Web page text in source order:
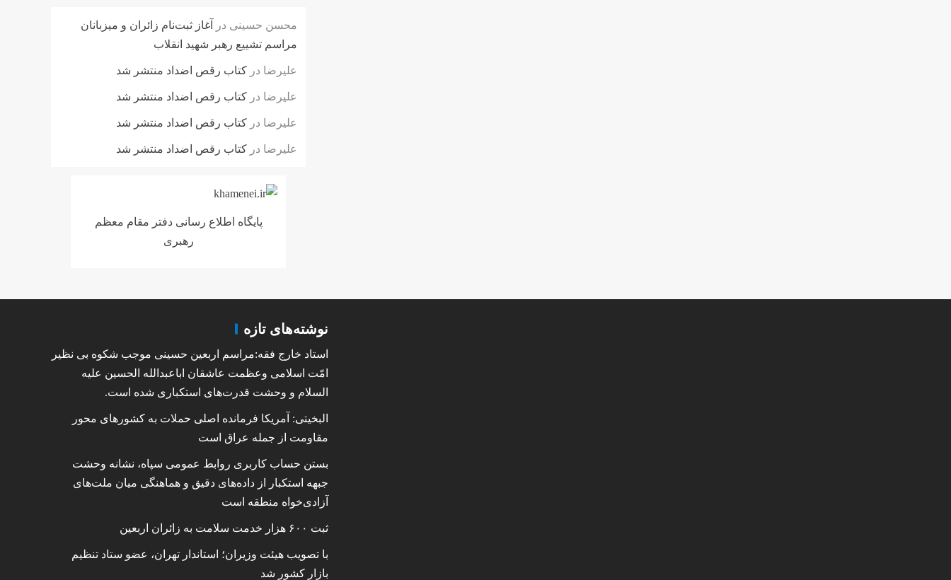
محسن حسینی در
آغاز ثبت‌نام زائران و میزبانان
مراسم تشییع رهبر شهید انقلاب
علیرضا در کتاب رقص اضداد منتشر شد
علیرضا در کتاب رقص اضداد منتشر شد
علیرضا در کتاب رقص اضداد منتشر شد
علیرضا در کتاب رقص اضداد منتشر شد
پایگاه اطلاع رسانی دفتر مقام معظم
رهبری
نوشته‌های تازه
استاد خارج فقه:مراسم اربعین حسینی موجب شکوه بی نظیر
امّت اسلامی وعظمت عاشقان اباعبدالله الحسین علیه
السلام و وحشت قدرت‌های استکباری شده است.
البخیتی: آمریکا فرمانده اصلی حملات به کشورهای محور
مقاومت از جمله عراق است
بستن حساب کاربری روابط عمومی سپاه، نشانه‌ وحشت
جبهه استکبار از داده‌های دقیق و هماهنگی میان ملت‌های
آزادی‌خواه منطقه است
ثبت ۶۰۰ هزار خدمت سلامت به زائران اربعین
با تصویب هیئت وزیران؛ استاندار تهران، عضو ستاد تنظیم
بازار کشور شد